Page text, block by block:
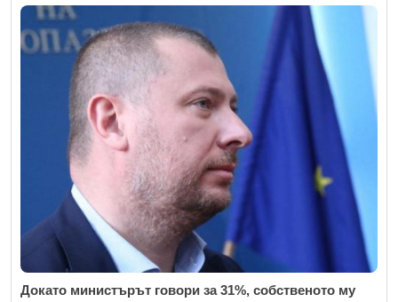
Докато министърът говори за 31%, собственото му